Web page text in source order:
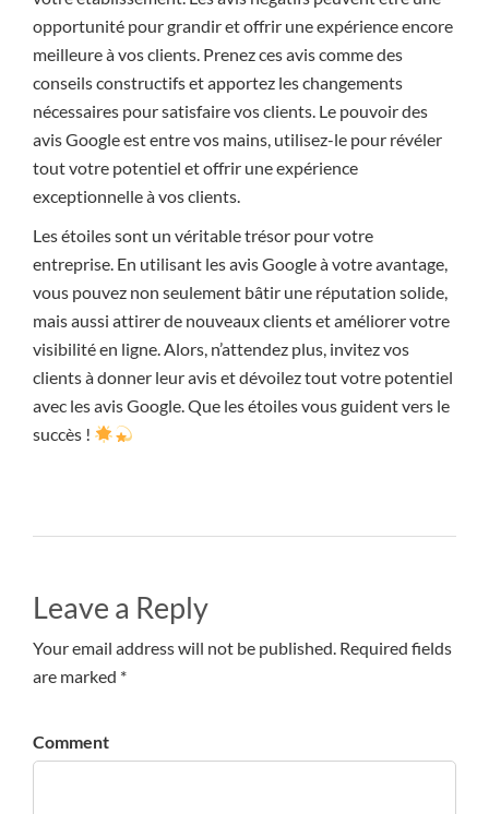
opportunité pour grandir et offrir une expérience encore
meilleure à vos clients. Prenez ces avis comme des
conseils constructifs et apportez les changements
nécessaires pour satisfaire vos clients. Le pouvoir des
avis Google est entre vos mains, utilisez-le pour révéler
tout votre potentiel et offrir une expérience
exceptionnelle à vos clients.
Les étoiles sont un véritable trésor pour votre
entreprise. En utilisant les avis Google à votre avantage,
vous pouvez non seulement bâtir une réputation solide,
mais aussi attirer de nouveaux clients et améliorer votre
visibilité en ligne. Alors, n’attendez plus, invitez vos
clients à donner leur avis et dévoilez tout votre potentiel
avec les avis Google. Que les étoiles vous guident vers le
succès !
Leave a Reply
Your email address will not be published. Required fields
are marked *
Comment